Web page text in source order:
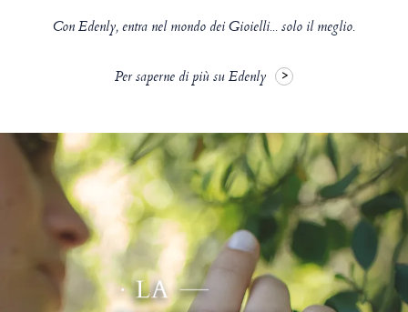
Con Edenly, entra nel mondo dei Gioielli... solo il meglio.
Per saperne di più su Edenly